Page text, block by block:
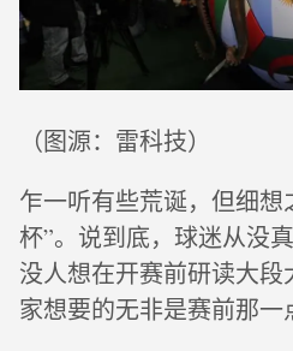
（图源：雷科技）
乍一听有些荒诞，但细想
杯”。说到底，球迷从没
没人想在开赛前研读大
家想要的无非是赛前那一